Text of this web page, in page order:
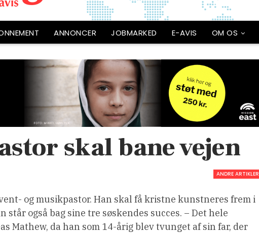
ANNONCER JOBMARKED E-AVIS OM OS
skal bane vejen
ANDRE ARTIKLER
og musikpastor. Han skal få kristne kunstneres frem i
også bag sine tre søskendes succes. – Det hele
Mathew, da han som 14-årig blev tvunget af sin far, der